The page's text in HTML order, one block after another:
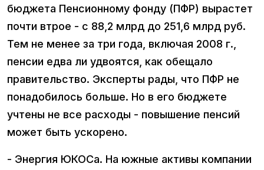
бюджета Пенсионному фонду (ПФР) вырастет
почти втрое - с 88,2 млрд до 251,6 млрд руб.
Тем не менее за три года, включая 2008 г.,
пенсии едва ли удвоятся, как обещало
правительство. Эксперты рады, что ПФР не
понадобилось больше. Но в его бюджете
учтены не все расходы - повышение пенсий
может быть ускорено.
- Энергия ЮКОСа. На южные активы компании